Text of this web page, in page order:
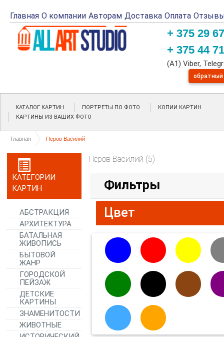
Главная О компании Авторам Доставка Оплата
+ 375 29
+ 375 44
(A1) Viber,
обратный
КАТАЛОГ КАРТИН ПОРТРЕТЫ ПО ФОТО
КОПИИ КАРТИН
КАРТИНЫ ИЗ ВАШИХ ФОТО
Главная Перов Василий
КАТЕГОРИИ
КАРТИН
АБСТРАКЦИЯ
АРХИТЕКТУРА
БАТАЛЬНАЯ
ЖИВОПИСЬ
БЫТОВОЙ
ЖАНР
ГОРОДСКОЙ
ПЕЙЗАЖ
ДЕТСКИЕ
КАРТИНЫ
ЗНАМЕНИТОСТИ
ЖИВОТНЫЕ
Перов Василий (5)
Фильтры
Цвет